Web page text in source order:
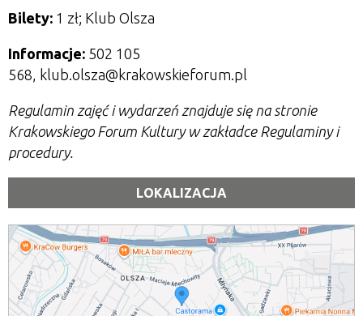
Bilety: 1 zł; Klub Olsza
Informacje: 502 105
568, klub.olsza@krakowskieforum.pl
Regulamin zajęć i wydarzeń znajduje się na stronie
Krakowskiego Forum Kultury w zakładce Regulaminy i
procedury.
LOKALIZACJA